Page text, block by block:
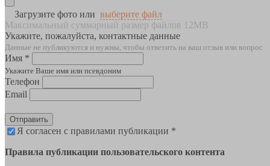
Загрузите фото или выберите файл
Максимальный суммарный размер файлов 12MB
Укажите, пожалуйста, контактные данные
Данные не публикуются и нужны, чтобы ответить на ваш отзыв или вопрос
Имя *
Укажите Ваше имя или псевдоним
Телефон
Email
Отправить
Я согласен с правилами публикации *
Правила публикации пользовательского контента